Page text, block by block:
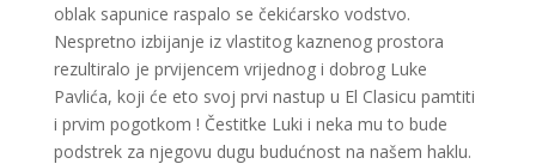
oblak sapunice raspalo se čekićarsko vodstvo.
Nespretno izbijanje iz vlastitog kaznenog prostora
rezultiralo je prvijencem vrijednog i dobrog Luke
Pavlića, koji će eto svoj prvi nastup u El Clasicu pamtiti
i prvim pogotkom ! Čestitke Luki i neka mu to bude
podstrek za njegovu dugu budućnost na našem haklu.